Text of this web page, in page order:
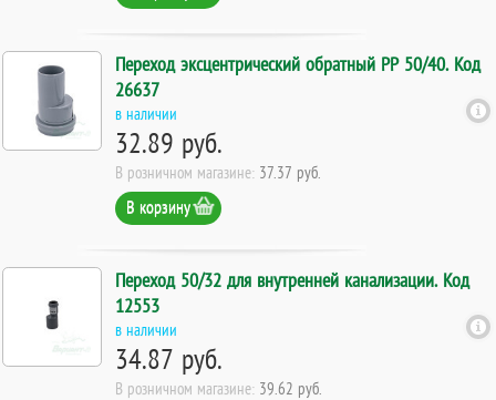
Переход эксцентрический обратный PP 50/40. Код
26637
в наличии
32.89 руб.
В розничном магазине: 37.37 руб.
В корзину
Переход 50/32 для внутренней канализации. Код
12553
в наличии
34.87 руб.
В розничном магазине: 39.62 руб.